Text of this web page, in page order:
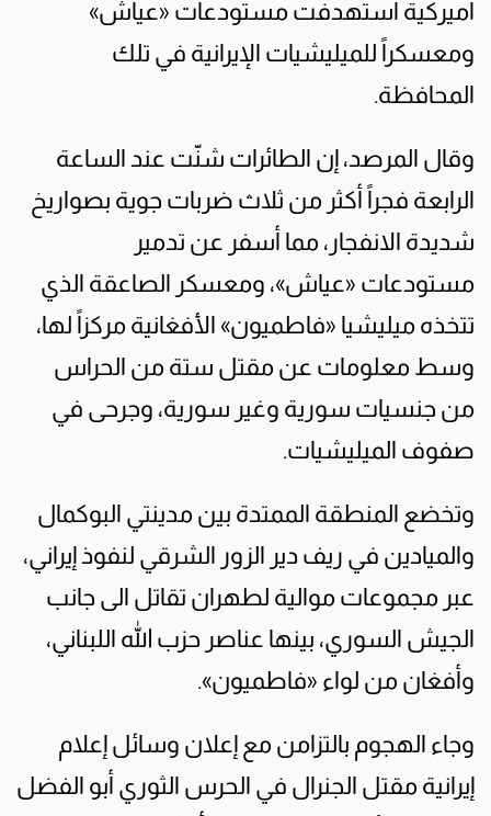
أميركية استهدفت مستودعات «عياش»
ومعسكراً للميليشيات الإيرانية في تلك
المحافظة.
وقال المرصد، إن الطائرات شنّت عند الساعة
الرابعة فجراً أكثر من ثلاث ضربات جوية بصواريخ
شديدة الانفجار، مما أسفر عن تدمير
مستودعات «عياش»، ومعسكر الصاعقة الذي
تتخذه ميليشيا «فاطميون» الأفغانية مركزاً لها،
وسط معلومات عن مقتل ستة من الحراس
من جنسيات سورية وغير سورية، وجرحى في
صفوف الميليشيات.
وتخضع المنطقة الممتدة بين مدينتي البوكمال
والميادين في ريف دير الزور الشرقي لنفوذ إيراني،
عبر مجموعات موالية لطهران تقاتل الى جانب
الجيش السوري، بينها عناصر حزب الله اللبناني،
وأفغان من لواء «فاطميون».
وجاء الهجوم بالتزامن مع إعلان وسائل إعلام
إيرانية مقتل الجنرال في الحرس الثوري أبو الفضل